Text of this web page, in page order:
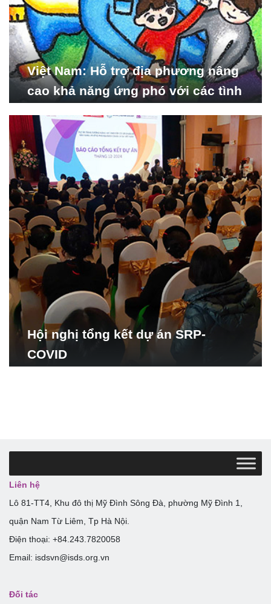
Việt Nam: Hỗ trợ địa phương nâng
cao khả năng ứng phó với các tình
Hội nghị tổng kết dự án SRP-
COVID
Liên hệ
Lô 81-TT4, Khu đô thị Mỹ Đình Sông Đà, phường Mỹ Đình 1,
quận Nam Từ Liêm, Tp Hà Nội.
Điện thoại: +84.243.7820058
Email: isdsvn@isds.org.vn
Đối tác